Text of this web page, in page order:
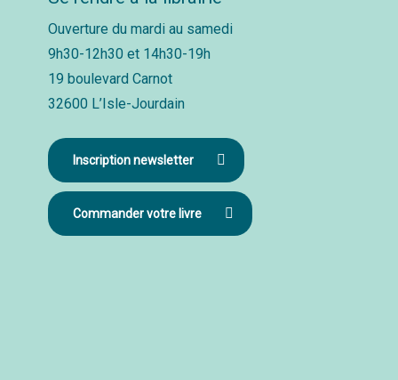
Ouverture du mardi au samedi
9h30-12h30 et 14h30-19h
19 boulevard Carnot
32600 L’Isle-Jourdain
Inscription newsletter
Commander votre livre